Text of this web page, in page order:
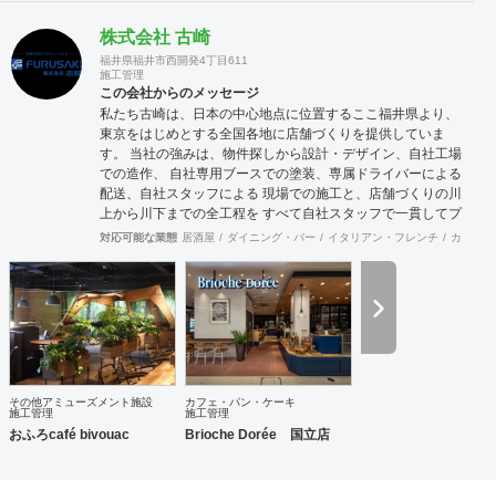
株式会社 古崎
福井県福井市西開発4丁目611
施工管理
この会社からのメッセージ
私たち古崎は、日本の中心地点に位置するここ福井県より、
東京をはじめとする全国各地に店舗づくりを提供していま
す。 当社の強みは、物件探しから設計・デザイン、自社工場
での造作、 自社専用ブースでの塗装、専属ドライバーによる
配送、自社スタッフによる 現場での施工と、店舗づくりの川
上から川下までの全工程を すべて自社スタッフで一貫してプ
ロデュースできること。 店舗づくり・内装工事はぜひ、私た
対応可能な業態 居酒屋 ダイニング・バー イタリアン・フレンチ カフェ
その他アミューズメント施設
施工管理
おふろcafé bivouac
カフェ・パン・ケーキ
施工管理
Brioche Dorée 国立店